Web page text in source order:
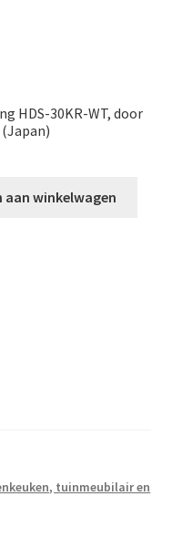
HDS-30KR-WT, door
aan winkelwagen
tuinmeubilair en